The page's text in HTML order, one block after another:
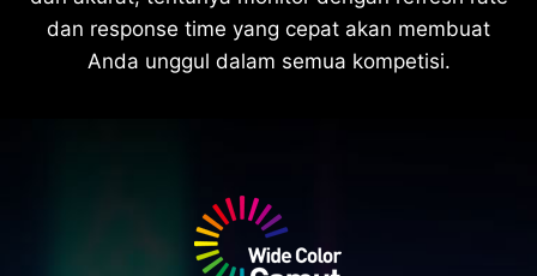
dan response time yang cepat akan membuat
Anda unggul dalam semua kompetisi.